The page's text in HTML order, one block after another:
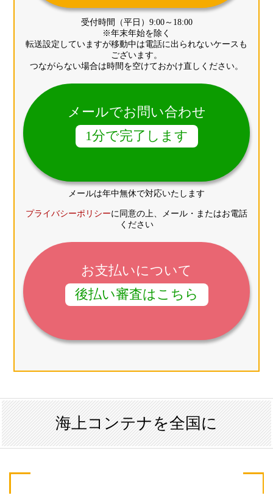
受付時間（平日）9:00～18:00
※年末年始を除く
転送設定していますが移動中は電話に出られないケースも
ございます。
つながらない場合は時間を空けておかけ直しください。
メールでお問い合わせ
1分で完了します
メールは年中無休で対応いたします
プライバシーポリシーに同意の上、メール・またはお電話
ください
お支払いについて
後払い審査はこちら
海上コンテナを全国に